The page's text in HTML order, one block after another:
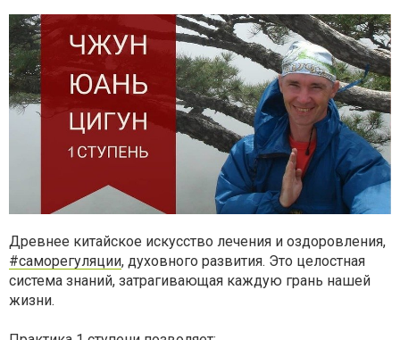
Древнее китайское искусство лечения и оздоровления,
#саморегуляции, духовного развития. Это целостная
система знаний, затрагивающая каждую грань нашей
жизни.